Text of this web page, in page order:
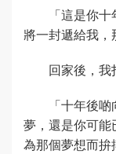
「這是你
將一封遞給我，
回家後，我
「十年後
夢，還是你可
為那個夢想而拚